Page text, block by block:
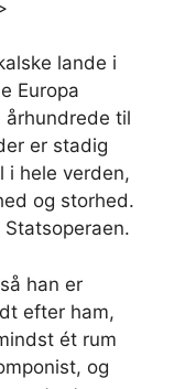
lande i
Europa
århundrede til
er stadig
i hele verden,
og storhed.
han er
efter ham,
ét ​​rum
og